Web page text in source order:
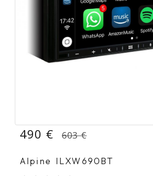
490 € 603 €
Alpine ILXW690BT